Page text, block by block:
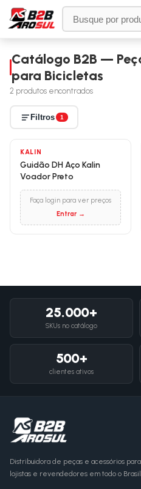
Catálogo B2B —
para Bicicletas
2 produtos encontrados
Filtros 1
KALIN
Guidão DH Aço Kalin
Voador Preto
Faça login para ver preços
Entrar →
25.000+
SKUs no catálogo
500+
clientes ativos
Distribuidora de peças e acessórios
lojistas e revendedores em todo o